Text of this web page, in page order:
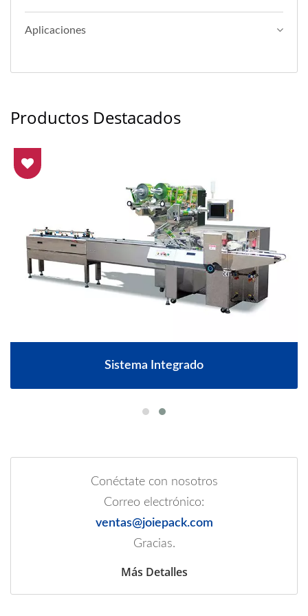
Aplicaciones
Productos Destacados
Sistema Integrado
Conéctate con nosotros
Correo electrónico:
ventas@joiepack.com
Gracias.
Más Detalles